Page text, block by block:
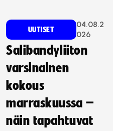
UUTISET
04.08.2
026
Salibandyliiton
varsinainen
kokous
marraskuussa –
näin tapahtuvat